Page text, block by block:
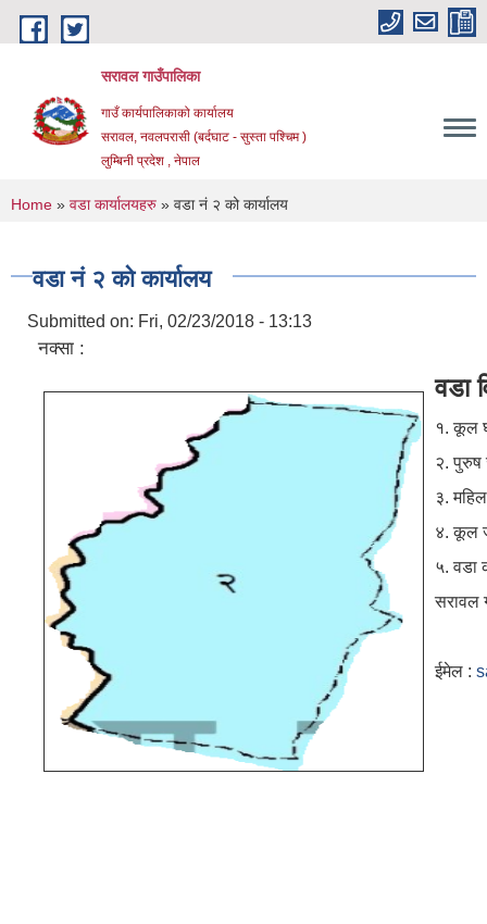
Skip to main content
सरावल गाउँपालिका
गाउँ कार्यपालिकाको कार्यालय
सरावल, नवलपरासी (बर्दघाट - सुस्ता पश्चिम )
लुम्बिनी प्रदेश , नेपाल
You are here
Home » वडा कार्यालयहरु » वडा नं २ को कार्यालय
वडा नं २ को कार्यालय
Submitted on: Fri, 02/23/2018 - 13:13
नक्सा :
वडा
१. कूल
२. पुरुष
३.
४. कूल
५. वडा
सरावल
ईमेल :